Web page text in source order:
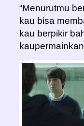
“Menurutmu
kau bisa
kau berpikir